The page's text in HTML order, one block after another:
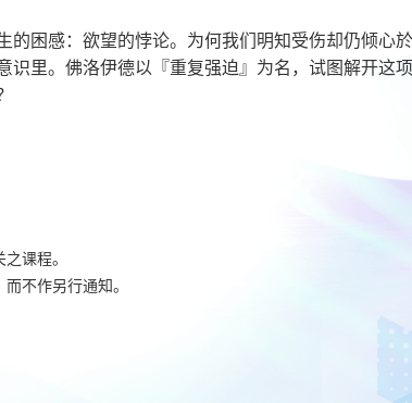
的困感：欲望的悖论。为何我们明知受伤却仍倾心
识里。佛洛伊德以『重复强迫』为名，试图解开这
课程。
不作另行通知。